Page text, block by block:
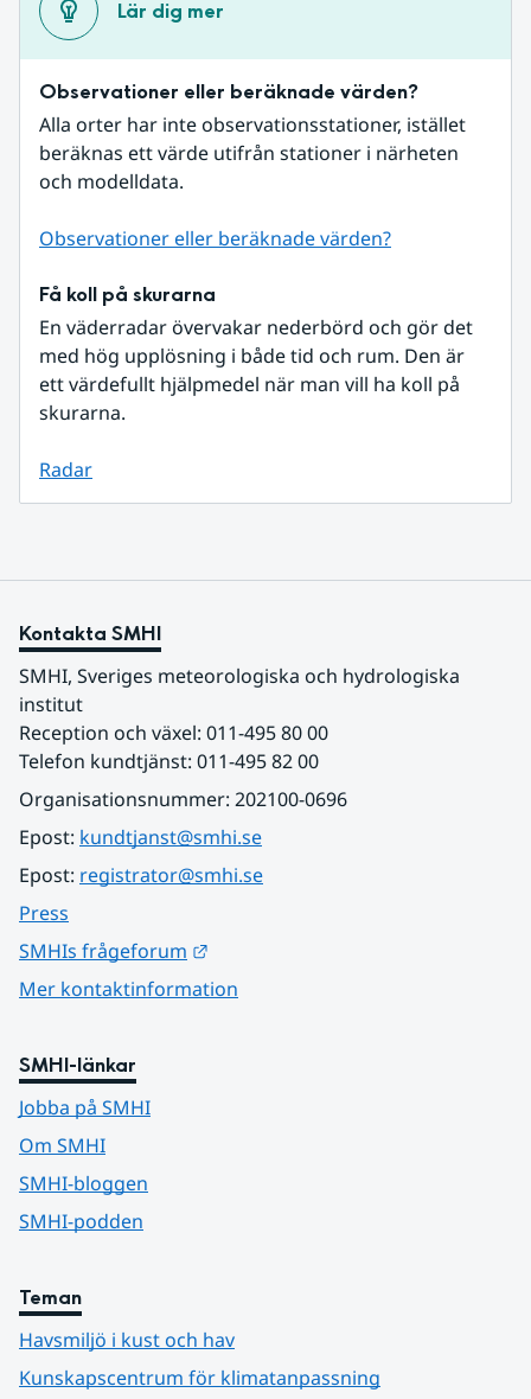
Lär dig mer
Observationer eller beräknade värden?
Alla orter har inte observationsstationer, istället
beräknas ett värde utifrån stationer i närheten
och modelldata.
Observationer eller beräknade värden?
Få koll på skurarna
En väderradar övervakar nederbörd och gör det
med hög upplösning i både tid och rum. Den är
ett värdefullt hjälpmedel när man vill ha koll på
skurarna.
Radar
Kontakta SMHI
SMHI, Sveriges meteorologiska och hydrologiska
institut
Reception och växel: 011-495 80 00
Telefon kundtjänst: 011-495 82 00
Organisationsnummer: 202100-0696
Epost: kundtjanst@smhi.se
Epost: registrator@smhi.se
Press
SMHIs frågeforum
Mer kontaktinformation
SMHI-länkar
Jobba på SMHI
Om SMHI
SMHI-bloggen
SMHI-podden
Teman
Havsmiljö i kust och hav
Kunskapscentrum för klimatanpassning